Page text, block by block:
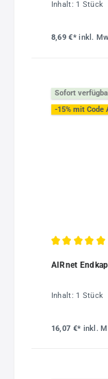
Inhalt: 1 Stück
8,69 €*inkl.
Sofort
-15% mit Code
AIRnet
Inhalt: 1 Stück
16,07 €* inkl.